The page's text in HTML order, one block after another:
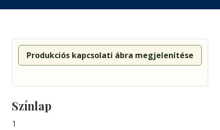
Produkciós kapcsolati ábra megjelenítése
Színlap
1